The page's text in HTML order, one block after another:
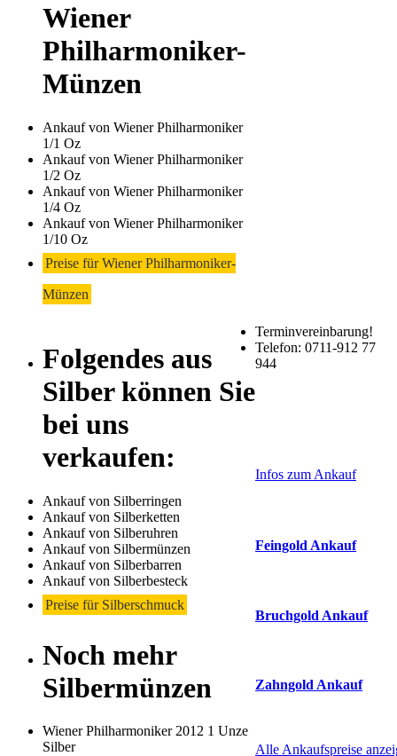
Wiener
Philharmoniker-
Münzen
Ankauf von Wiener Philharmoniker
1/1 Oz
Ankauf von Wiener Philharmoniker
1/2 Oz
Ankauf von Wiener Philharmoniker
1/4 Oz
Ankauf von Wiener Philharmoniker
1/10 Oz
Preise für Wiener Philharmoniker-
Münzen
Folgendes aus
Silber können Sie
bei uns
verkaufen:
Ankauf von Silberringen
Ankauf von Silberketten
Ankauf von Silberuhren
Ankauf von Silbermünzen
Ankauf von Silberbarren
Ankauf von Silberbesteck
Preise für Silberschmuck
Noch mehr
Silbermünzen
Wiener Philharmoniker 2012 1 Unze
Silber
Terminvereinbarung!
Telefon: 0711-912 77
944
Sidebar
(Primary)
Infos zum Ankauf
Feingold Ankauf
Bruchgold Ankauf
Zahngold Ankauf
Alle Ankaufspreise